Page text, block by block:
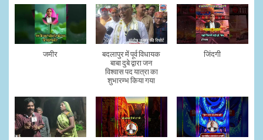
जमीर
बदलापुर में पूर्व विधायक
बाबा दुबे द्वारा जन
विश्वास पद यात्रा का
शुभारम्भ किया गया
जिंदगी